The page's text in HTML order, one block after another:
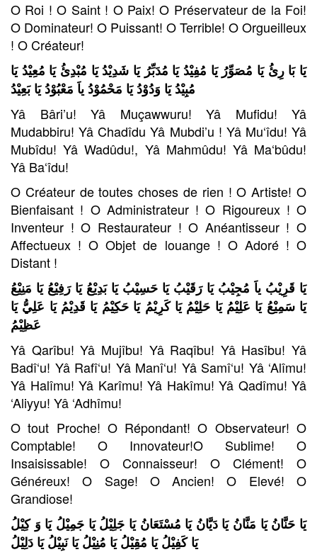
O Roi ! O Saint ! O Paix! O Préservateur de la Foi!
O Dominateur! O Puissant! O Terrible! O Orgueilleux
! O Créateur!
يَا بَا رِئُ يَا مُصَوِّرُ يَا مُفِيْدُ يَا مُدَبِّرُ يَا شَدِيْدُ يَا مُبْدِئُ يَا مُعِيْدُ يَا
مُبِيْدُ يَا وَدُوْدُ يَا مَحْمُوْدُ ياَ مَعْبُوْدُ يَا بَعِيْدُ
Yâ Bâri’u! Yâ Muçawwuru! Yâ Mufidu! Yâ
Mudabbiru! Yâ Chadîdu Yâ Mubdi’u ! Yâ Mu‘îdu! Yâ
Mubîdu! Yâ Wadûdu!, Yâ Mahmûdu! Yâ Ma‘bûdu!
Yâ Ba‘îdu!
O Créateur de toutes choses de rien ! O Artiste! O
Bienfaisant ! O Administrateur ! O Rigoureux ! O
Inventeur ! O Restaurateur ! O Anéantisseur ! O
Affectueux ! O Objet de louange ! O Adoré ! O
Distant !
يَا قَرِيْبُ ياَ مُجِيْبُ يَا رَقَيْبُ يَا حَسِيْبُ يَا بَدِيْعُ يَا رَفِيْعُ يَا مَنِيْعُ
يَا سَمِيْعُ يَا عَلِيْمُ يَا حَلِيْمُ يَا كَرِيْمُ يَا حَكِيْمُ يَا قَدِيْمُ يَا عَلِيُّ يَا
عَظِيْمُ
Yâ Qarîbu! Yâ Mujîbu! Yâ Raqîbu! Yâ Hasîbu! Yâ
Badî‘u! Yâ Rafî‘u! Yâ Manî‘u! Yâ Samî‘u! Yâ ‘Alîmu!
Yâ Halîmu! Yâ Karîmu! Yâ Hakîmu! Yâ Qadîmu! Yâ
‘Aliyyu! Yâ ‘Adhîmu!
O tout Proche! O Répondant! O Observateur! O
Comptable! O Innovateur!O Sublime! O
Insaisissable! O Connaisseur! O Clément! O
Généreux! O Sage! O Ancien! O Elevé! O
Grandiose!
يَا حَنَّانُ يَا مَنَّانُ يَا دَيَّانُ يَا مُسْتَعَانُ يَا جَلِيْلُ يَا جَمِيْلُ يَا وَ كِيْلُ
يَا كَفِيْلُ يَا مُقِيْلُ يَا مُنِيْلُ يَا نَبِيْلُ يَا دَلِيْلُ